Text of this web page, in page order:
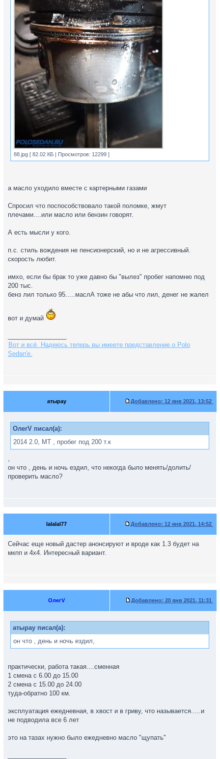
88.jpg [ 82.02 КБ | Просмотров: 12299 ]
а масло уходило вместе с картерными газами
Спросил что поспособствовало такой поломке, жмут
плечами....или масло или бензин говорят.
А есть мысли у кого.
п.с. стиль вождения не пенсионерский, но и не агрессивный.
скорость любит.
имхо, если бы брак то уже давно бы "вылез" пробег напомню под
200 тыс.
бенз лил только 95.....маслА тоже не абы что лил, денег не жалел
вот и думай
Вот и всё. Надеюсь теперь вы имеете представление о Polo
Sedan'е.
атырау Добавлено: 12 янв 2021, 13:52
ОлегV писал(а):
2014 2.0, MT , пробег под 200 т.к
,
он что , день и ночь ездил, что некогда было менять/долить/
проверить масло?
lalalal77 Добавлено: 12 янв 2021, 14:52
Сейчас еще новый дастер анонсируют и вроде как 1.3 будет на
мкпп и 4х4. Интересный вариант.
ОлегV Добавлено: 20 янв 2021, 11:31
атырау писал(а):
он что , день и ночь ездил,
практически, работа такая....сменная
1 смена с 6.00 до 15.00
2 смена с 15.00 до 24.00
туда-обратно 100 км.
эксплуатация ежедневная, в хвост и в гриву, что называется.....и
не подводила все 6 лет
это на тазах нужно было ежедневно масло "щупать"